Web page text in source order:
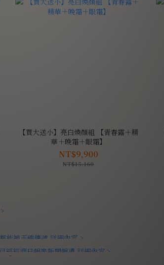
【買大送小】亮白煥顏組 【青春露＋精
華＋晚霜＋眼霜】
NT$9,900
NT$15,160